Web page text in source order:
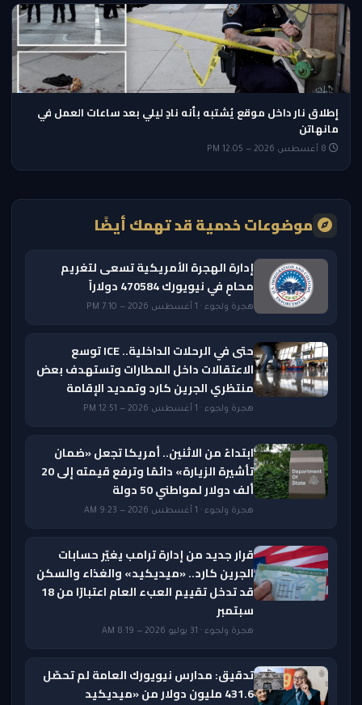
إطلاق نار داخل موقع يُشتبه بأنه نادٍ ليلي بعد ساعات العمل في
مانهاتن
موضوعات خدمية قد تهمك أيضًا
إدارة الهجرة الأمريكية تسعى لتغريم
محامٍ في نيويورك 470584 دولاراً
هجرة ولجوء · 1 أغسطس 2026 — 7:10 PM
حتى في الرحلات الداخلية.. ICE توسع
الاعتقالات داخل المطارات وتستهدف بعض
منتظري الجرين كارد وتمديد الإقامة
هجرة ولجوء · 1 أغسطس 2026 — 12:51 PM
ابتداءً من الاثنين.. أمريكا تجعل «ضمان
تأشيرة الزيارة» دائمًا وترفع قيمته إلى 20
ألف دولار لمواطني 50 دولة
هجرة ولجوء · 1 أغسطس 2026 — 9:23 AM
قرار جديد من إدارة ترامب يغيّر حسابات
الجرين كارد.. «ميديكيد» والغذاء والسكن
قد تدخل تقييم العبء العام اعتبارًا من 18
سبتمبر
هجرة ولجوء · 31 يوليو 2026 — 8:19 AM
تدقيق: مدارس نيويورك العامة لم تحصّل
431.6 مليون دولار من «ميديكيد